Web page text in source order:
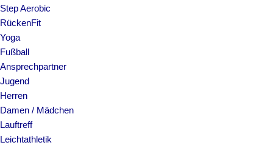
Step Aerobic
RückenFit
Yoga
Fußball
Ansprechpartner
Jugend
Herren
Damen / Mädchen
Lauftreff
Leichtathletik